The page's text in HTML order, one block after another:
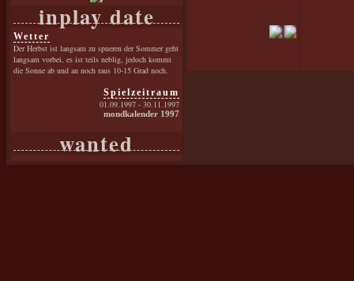
inplay date
Wetter
Der Herbst ist langsam zu spueren der Sommer geht
langsam vorbei, es ist teils neblig, jedoch kommt
die Sonne ab und an noch raus 10-15 Grad noch.
Spielzeitraum
01.09.1997 - 30.11.1997
mondkalender 1997
wanted